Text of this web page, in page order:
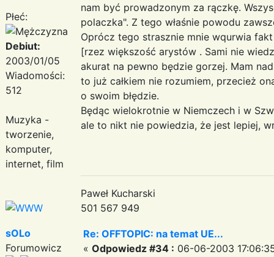
Płeć:
Debiut:
2003/01/05
Wiadomości:
512
Muzyka -
tworzenie,
komputer,
internet, film
nam być prowadzonym za rączkę.
polaczka". Z tego właśnie powodu
Oprócz tego strasznie mnie wqurwia
[rzez większość arystów . Sami nie
akurat na pewno będzie gorzej. Mam
to już całkiem nie rozumiem, przecież
o swoim błędzie.
Będąc wielokrotnie w Niemczech i w
ale to nikt nie powiedzia, że jest lepiej,
Paweł Kucharski
501 567 949
sOLo
Forumowicz
Re: OFFTOPIC: na temat UE...
« Odpowiedz #34 : 06-06-2003